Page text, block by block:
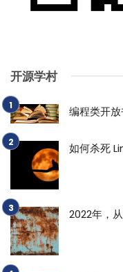
开源学村
编程类开
如何杀死
2022年，